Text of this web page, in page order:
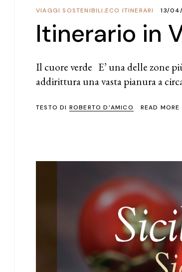
ECO ITINERARI
,
VIAGGI SOSTENIBILI 13/
Itinerario in
Il cuore verde E’ una delle zone
addirittura una vasta pianura a
TESTO DI ROBERTO D’AMICO READ MORE